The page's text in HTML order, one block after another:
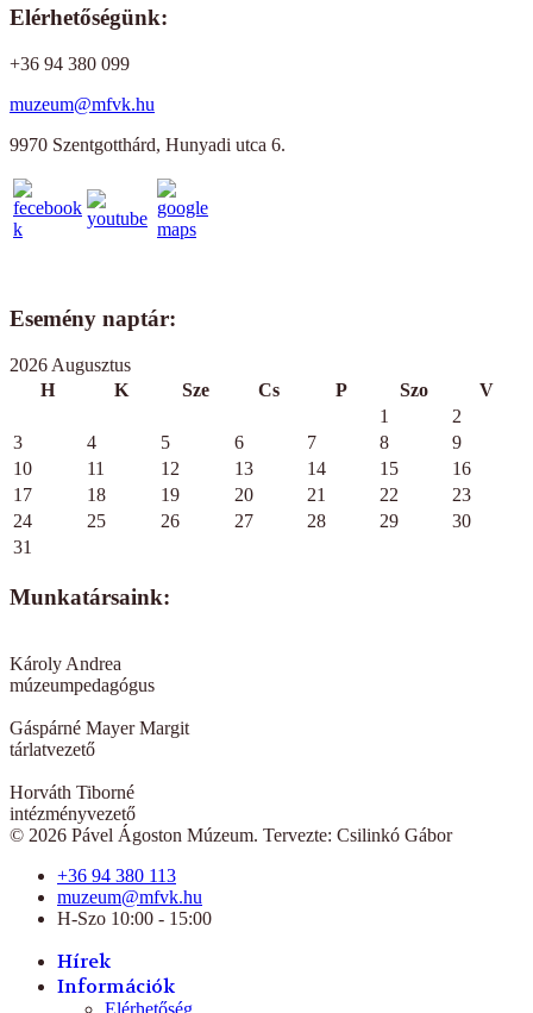
Elérhetőségünk:
+36 94 380 099
muzeum@mfvk.hu
9970 Szentgotthárd, Hunyadi utca 6.
Esemény naptár:
2026 Augusztus
H
K Sze Cs P Szo
V
1
2
3
4 5 6 7 8
9
10
11 12 13 14 15
16
17
18 19 20 21 22
23
24
25 26 27 28 29
30
31
Munkatársaink:
Károly Andrea
múzeumpedagógus
Gáspárné Mayer Margit
tárlatvezető
Horváth Tiborné
intézményvezető
© 2026 Pável Ágoston Múzeum. Tervezte: Csilinkó Gábor
+36 94 380 113
muzeum@mfvk.hu
H-Szo 10:00 - 15:00
Hírek
Információk